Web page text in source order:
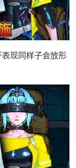
现同样子会放形